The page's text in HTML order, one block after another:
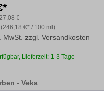
(246,18 €* / 100 ml)
27,08 €
MwSt. zzgl. Versandkosten
Lieferzeit: 1-3 Tage
- Vekaauswählen